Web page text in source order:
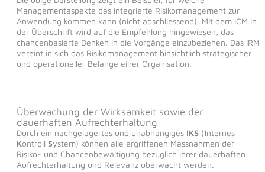
Managementaspekte das integrierte Risikomanagement zur
Anwendung kommen kann (nicht abschliessend). Mit dem ICM in
der Überschrift wird auf die Empfehlung hingewiesen, das
chancenbasierte Denken in die Vorgänge einzubeziehen. Das IRM
vereint in sich das Risikomanagement hinsichtlich strategischer
und operationeller Belange einer Organisation.
Überwachung der Wirksamkeit sowie der
dauerhaften Aufrechterhaltung
Durch ein nachgelagertes und unabhängiges IKS(Internes
Kontroll System) können alle ergriffenen Massnahmen der
Risiko- und Chancenbewältigung bezüglich ihrer dauerhaften
Aufrechterhaltung und Relevanz überwacht werden.